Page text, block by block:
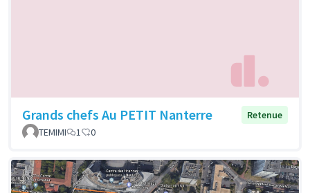
Grands chefs Au PETIT Nanterre
Retenue
TEMIMI
1 0